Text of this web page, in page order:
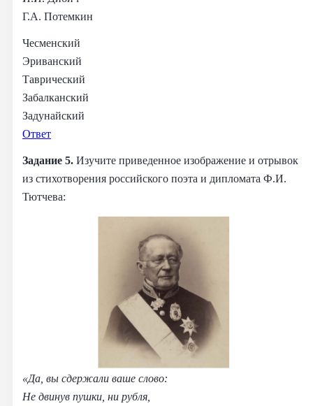
Г.А. Потемкин
Чесменский
Эриванский
Таврический
Забалканский
Задунайский
Ответ
Задание 5. Изучите приведенное изображение и отрывок
из стихотворения российского поэта и дипломата Ф.И.
Тютчева:
«Да, вы сдержали ваше слово:
Не двинув пушки, ни рубля,